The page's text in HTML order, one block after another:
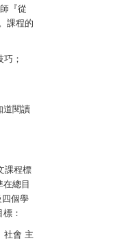
『從
課程的
；
道閱讀
課程標
總目
四個學
：
社會 主